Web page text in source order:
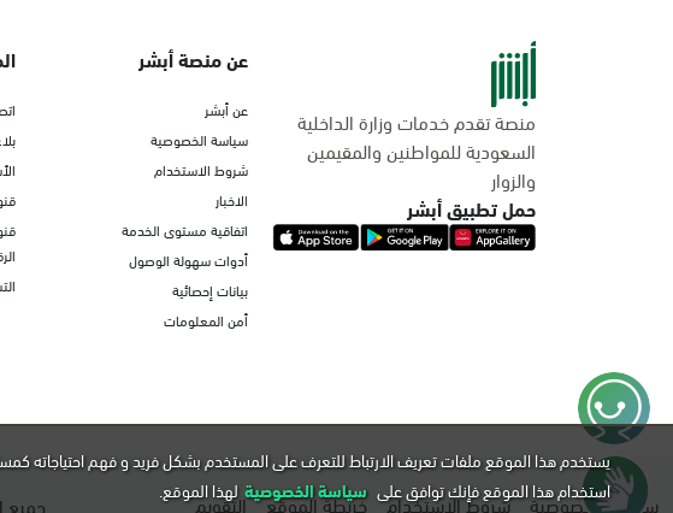
منصة تقدم خدمات وزارة الداخلية
السعودية للمواطنين والمقيمين
والزوار
حمل تطبيق أبشر
عن منصة أبشر
عن أبشر
سياسة الخصوصية
شروط الاستخدام
الاخبار
اتفاقية مستوى الخدمة
أدوات سهولة الوصول
بيانات إحصائية
أمن المعلومات
سياسة الخصوصية شروط الاستخدام خريطة الموقع التقويم جميع
يستخدم هذا الموقع ملفات تعريف الارتباط للتعرف على المستخدم بشكل فريد و فهم احتياجاته
استخدام هذا الموقع فإنك توافق على سياسة الخصوصية لهذا الموقع.